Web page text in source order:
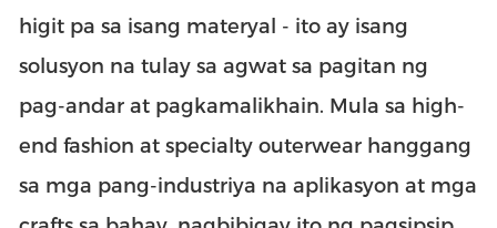
higit pa sa isang materyal - ito ay isang
solusyon na tulay sa agwat sa pagitan ng
pag-andar at pagkamalikhain. Mula sa high-
end fashion at specialty outerwear hanggang
sa mga pang-industriya na aplikasyon at mga